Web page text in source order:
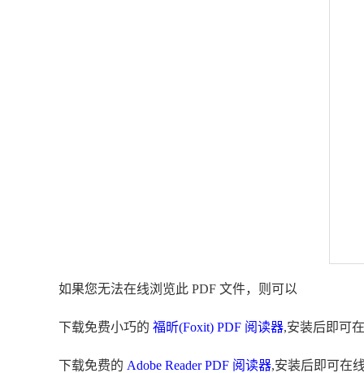
如果您无法在线浏览此 PDF 文件，则可以
下载免费小巧的 福昕(Foxit) PDF 阅读器,安装后即可
下载免费的 Adobe Reader PDF 阅读器,安装后即可在